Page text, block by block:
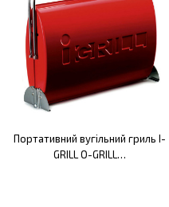
Портативний вугільний гриль I-
GRILL O-GRILL…